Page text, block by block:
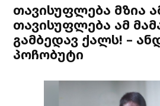
თავისუფლება მზია
თავისუფლება ამ
გამბედავ ქალს! –
პოჩობუტი